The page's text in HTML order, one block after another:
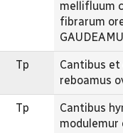
mellifluum
fibrarum
Tp
Cantibus et
reboamus
Tp
Cantibus
modulemur